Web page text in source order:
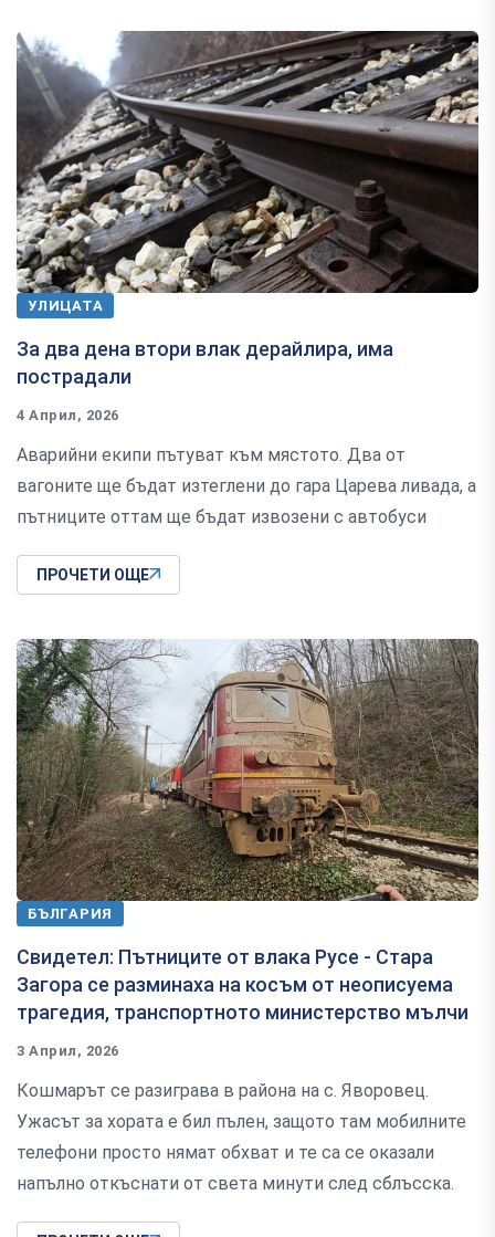
УЛИЦАТА
За два дена втори влак дерайлира, има
пострадали
4 Април, 2026
Аварийни екипи пътуват към мястото. Два от
вагоните ще бъдат изтеглени до гара Царева ливада, а
пътниците оттам ще бъдат извозени с автобуси
ПРОЧЕТИ ОЩЕ
БЪЛГАРИЯ
Свидетел: Пътниците от влака Русе - Стара
Загора се разминаха на косъм от неописуема
трагедия, транспортното министерство мълчи
3 Април, 2026
Кошмарът се разиграва в района на с. Яворовец.
Ужасът за хората е бил пълен, защото там мобилните
телефони просто нямат обхват и те са се оказали
напълно откъснати от света минути след сблъсcка.